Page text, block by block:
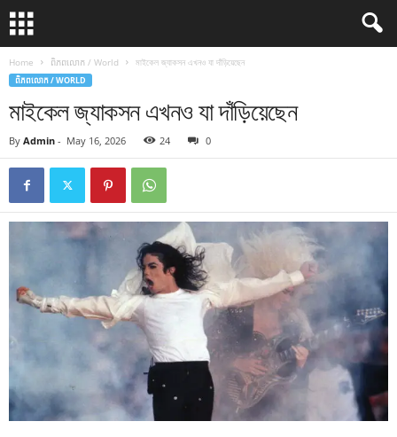
Home ពិភពលោក / World মাইকেল জ্যাকসন এখনও যা দাঁড়িয়েছেন
ពិភពលោក / WORLD
মাইকেল জ্যাকসন এখনও যা দাঁড়িয়েছেন
By Admin - May 16, 2026 24 0